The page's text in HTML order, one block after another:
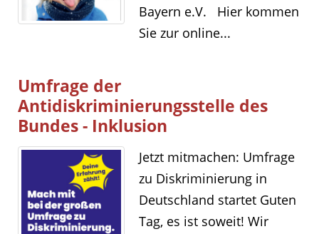
Bayern e.V. Hier kommen
Sie zur online...
Umfrage der
Antidiskriminierungsstelle des
Bundes - Inklusion
Jetzt mitmachen: Umfrage
zu Diskriminierung in
Deutschland startet Guten
Tag, es ist soweit! Wir